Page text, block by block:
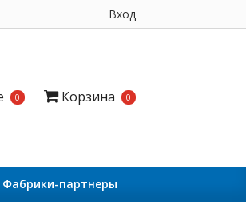
Вход
0 Корзина 0
Фабрики-партнеры